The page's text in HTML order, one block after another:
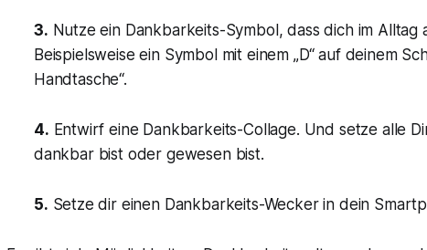
3. Nutze ein Dankbarkeits-Symbol, dass dich im Alltag
Beispielsweise ein Symbol mit einem „D“ auf deinem
Handtasche“.
4. Entwirf eine Dankbarkeits-Collage. Und setze alle
dankbar bist oder gewesen bist.
5. Setze dir einen Dankbarkeits-Wecker in dein